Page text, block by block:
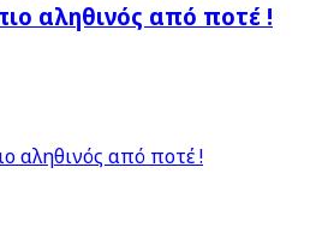
αληθινός από ποτέ !
αληθινός από ποτέ !